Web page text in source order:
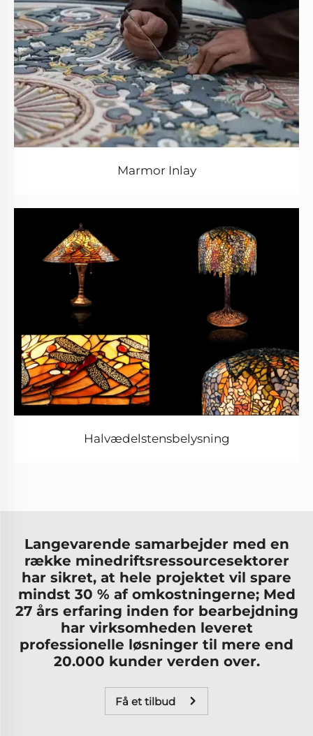
Marmor Inlay
Halvædelstensbelysning
Langevarende samarbejder med en
række minedriftsressourcesektorer
har sikret, at hele projektet vil spare
mindst 30 % af omkostningerne; Med
27 års erfaring inden for bearbejdning
har virksomheden leveret
professionelle løsninger til mere end
20.000 kunder verden over.
Få et tilbud